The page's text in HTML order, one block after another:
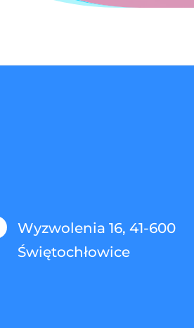
Wyzwolenia 16, 41-600
Świętochłowice